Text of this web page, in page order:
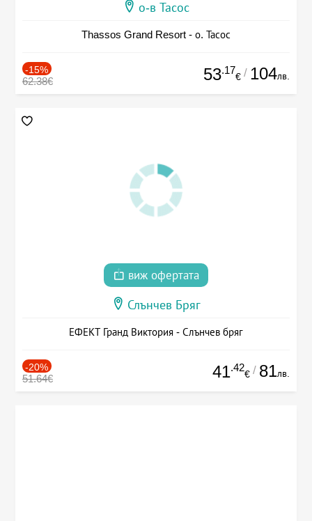
о-в Тасос
Thassos Grand Resort - о. Тасос
-15%
62.38€ 53.17
€ / 104лв.
виж офертата
Слънчев Бряг
ЕФЕКТ Гранд Виктория - Слънчев бряг
-20%
51.64€ 41.42
€ / 81лв.